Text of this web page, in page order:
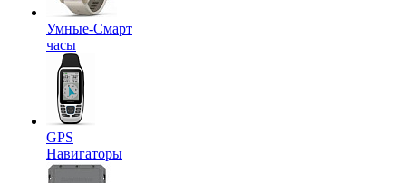
Умные-Смарт
часы
GPS
Навигаторы